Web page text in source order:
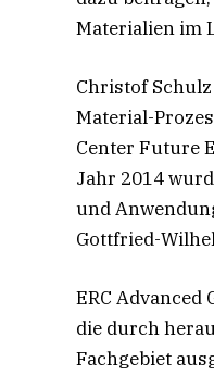
Materialien im
Christof
Material-
Center Future
Jahr 2014
und
Gottfried-
ERC
die durch
Fachgebiet